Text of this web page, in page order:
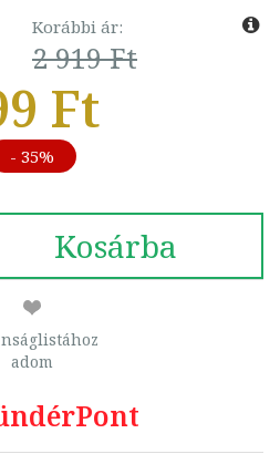
Korábbi ár:
2 919 Ft
Ft
- 35%
Kosárba
adom